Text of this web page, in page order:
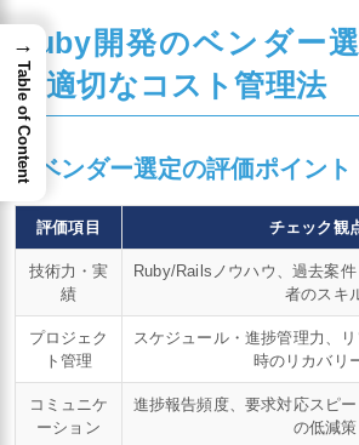
Ruby開発のベンダー
と適切なコスト管理法
ITベンダー選定の評価ポイント
評価項目 チェック観
技術力・実
績
Ruby/Railsノウハウ、過去案
者のスキ
プロジェク
ト管理
スケジュール・進捗管理力、
時のリカバリ
コミュニケ
ーション
進捗報告頻度、要求対応スピ
の低減策
→
Table of Content